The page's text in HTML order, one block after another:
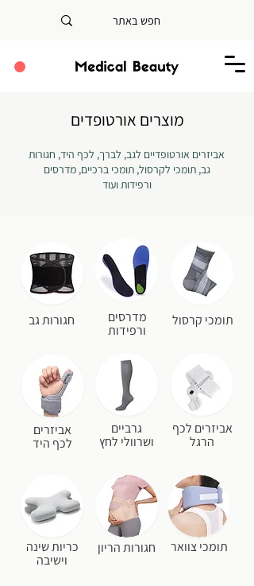
מוצרים אורטופדים
אביזרים אורטופדיים לגב, לברך, לכף היד, חגורות
גב, תומכי לקרסול, תומכי ברכיים, מדרסים
ורפידות ועוד
חגורות גב תומכי קרסול
מדרסים
ורפידות
אביזרים
לכף היד
גרביים
ושרוולי לחץ
אביזרים לכף
הרגל
כריות שינה
וישיבה
חגורות הריון תומכי צוואר